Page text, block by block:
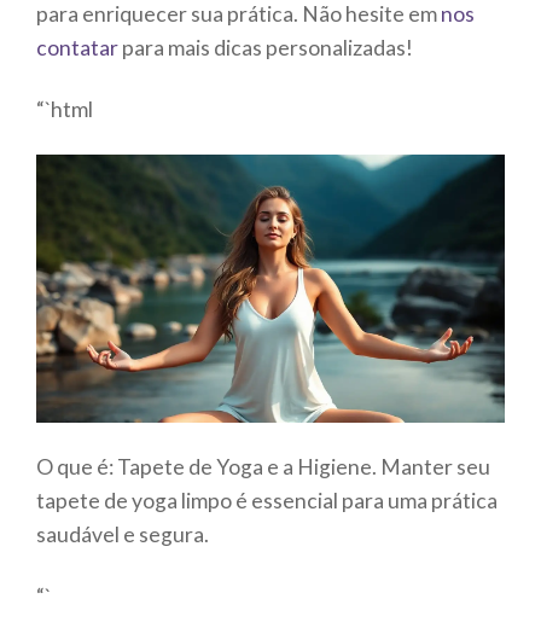
para enriquecer sua prática. Não hesite emnos
contatarpara mais dicas personalizadas!
“`html
O que é: Tapete de Yoga e a Higiene. Manter seu
tapete de yoga limpo é essencial para uma prática
saudável e segura.
“`